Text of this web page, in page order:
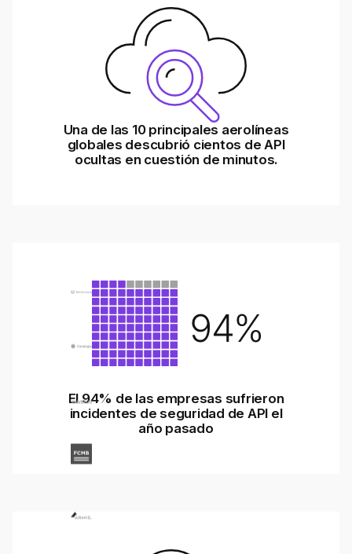
Una de las 10 principales aerolíneas
globales descubrió cientos de API
ocultas en cuestión de minutos.
El 94% de las empresas sufrieron
incidentes de seguridad de API el
año pasado